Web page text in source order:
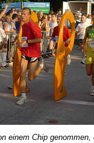
einem Chip